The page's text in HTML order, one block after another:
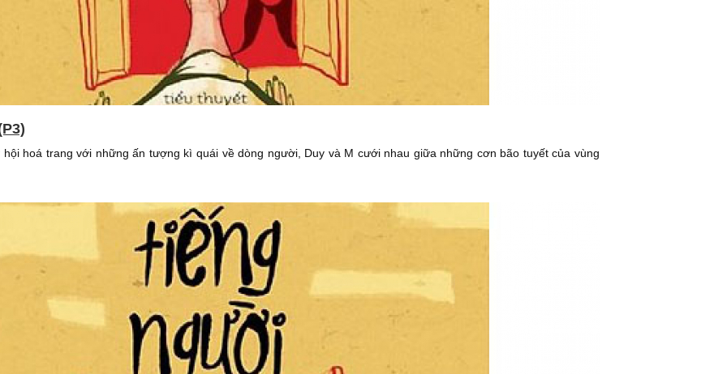
hoá trang với những ấn tượng kì quái về dòng người, Duy và M cưới nhau giữa những cơn bão tuyết của vùng